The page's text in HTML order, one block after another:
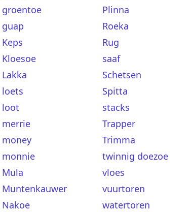
groentoe
guap
Keps
Kloesoe
Lakka
loets
loot
merrie
money
monnie
Mula
Muntenkauwer
Nakoe
Plinna
Roeka
Rug
saaf
Schetsen
Spitta
stacks
Trapper
Trimma
twinnig doezoe
vloes
vuurtoren
watertoren